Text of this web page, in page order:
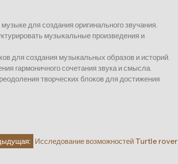
для создания оригинального звучания.
музыкальные произведения и
для создания музыкальных образов и историй.
гармоничного сочетания звука и смысла.
творческих блоков для достижения
Исследование возможностей Turtle rover